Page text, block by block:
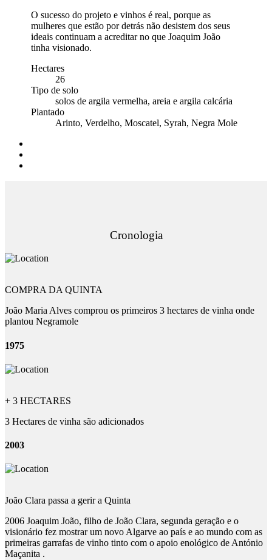
O sucesso do projeto e vinhos é real, porque as
mulheres que estão por detrás não desistem dos seus
ideais continuam a acreditar no que Joaquim João
tinha visionado.
Hectares
26
Tipo de solo
solos de argila vermelha, areia e argila calcária
Plantado
Arinto, Verdelho, Moscatel, Syrah, Negra Mole
Cronologia
COMPRA DA QUINTA
João Maria Alves comprou os primeiros 3 hectares de vinha onde
plantou Negramole
1975
+ 3 HECTARES
3 Hectares de vinha são adicionados
2003
João Clara passa a gerir a Quinta
2006 Joaquim João, filho de João Clara, segunda geração e o
visionário fez mostrar um novo Algarve ao país e ao mundo com as
primeiras garrafas de vinho tinto com o apoio enológico de António
Maçanita .